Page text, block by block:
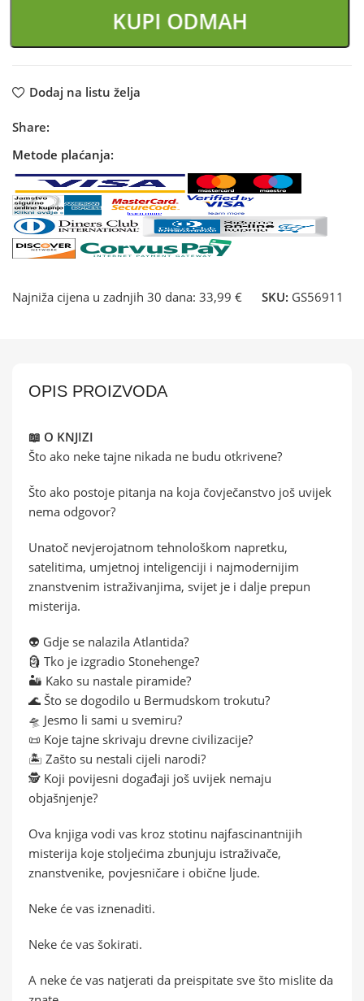
KUPI ODMAH
Dodaj na listu želja
Share:
Metode plaćanja:
Najniža cijena u zadnjih 30 dana: 33,99 € SKU: GS56911
OPIS PROIZVODA
📖 O KNJIZI
Što ako neke tajne nikada ne budu otkrivene?
Što ako postoje pitanja na koja čovječanstvo još uvijek
nema odgovor?
Unatoč nevjerojatnom tehnološkom napretku,
satelitima, umjetnoj inteligenciji i najmodernijim
znanstvenim istraživanjima, svijet je i dalje prepun
misterija.
👽 Gdje se nalazila Atlantida?
🗿 Tko je izgradio Stonehenge?
🏜️ Kako su nastale piramide?
🌊 Što se dogodilo u Bermudskom trokutu?
🛸 Jesmo li sami u svemiru?
📜 Koje tajne skrivaju drevne civilizacije?
🏝️ Zašto su nestali cijeli narodi?
🕵️ Koji povijesni događaji još uvijek nemaju
objašnjenje?
Ova knjiga vodi vas kroz stotinu najfascinantnijih
misterija koje stoljećima zbunjuju istraživače,
znanstvenike, povjesničare i obične ljude.
Neke će vas iznenaditi.
Neke će vas šokirati.
A neke će vas natjerati da preispitate sve što mislite da